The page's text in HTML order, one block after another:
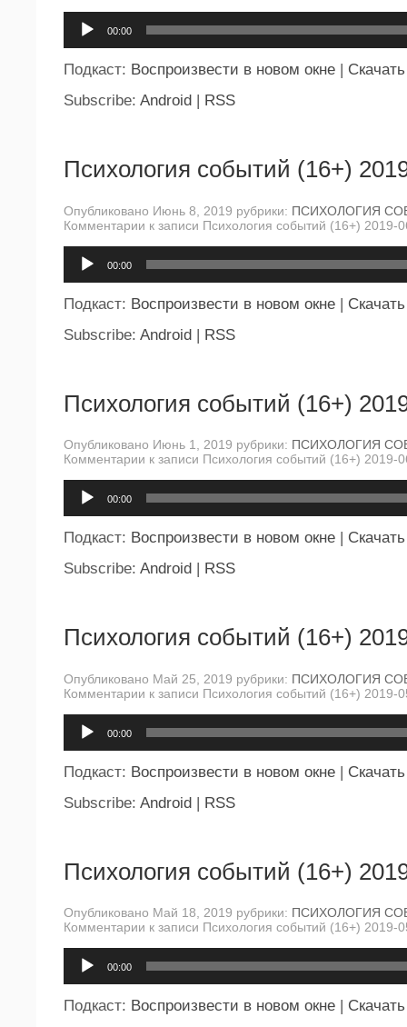
00:00
Подкаст: Воспроизвести в новом окне | Скачать
Subscribe: Android | RSS
Психология событий (16+)
Опубликовано Июнь 8, 2019 рубрики: ПСИХОЛОГИЯ
Комментарии к записи Психология событий (16+) 2019-
00:00
Подкаст: Воспроизвести в новом окне | Скачать
Subscribe: Android | RSS
Психология событий (16+)
Опубликовано Июнь 1, 2019 рубрики: ПСИХОЛОГИЯ
Комментарии к записи Психология событий (16+) 2019-
00:00
Подкаст: Воспроизвести в новом окне
Скачать
Subscribe: Android RSS
Психология событий (16+)
Опубликовано Май 25, 2019 рубрики: ПСИХОЛОГИЯ
Комментарии к записи Психология событий (16+) 2019-
00:00
Подкаст: Воспроизвести в новом окне | Скачать
Subscribe: Android | RSS
Психология событий (16+)
Опубликовано Май 18, 2019 рубрики: ПСИХОЛОГИЯ
Комментарии к записи Психология событий (16+) 2019-
00:00
Подкаст: Воспроизвести в новом окне
Скачать